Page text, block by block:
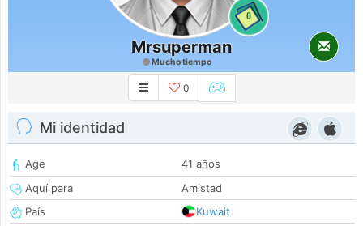
0
Mrsuperman
Mucho tiempo
0
Mi identidad
Age
41 años
Aquí para
Amistad
País
Kuwait